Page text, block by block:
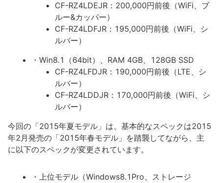
CF-RZ4LDEJR：200,000円前後（WiFi、ブ
ルー&カッパー）
CF-RZ4LDFJR：195,000円前後（WiFi、シ
ルバー）
・Win8.1（64bit）、RAM 4GB、128GB SSD
CF-RZ4LFDJR：190,000円前後（LTE、シ
ルバー）
CF-RZ4LDDJR：170,000円前後（WiFi、シ
ルバー）
今回の「2015年夏モデル」は、基本的なスペックは2015
年2月発売の「2015年春モデル」を踏襲してながら、主
に以下のスペックが変更されています。
・上位モデル（Windows8.1Pro、ストレージ